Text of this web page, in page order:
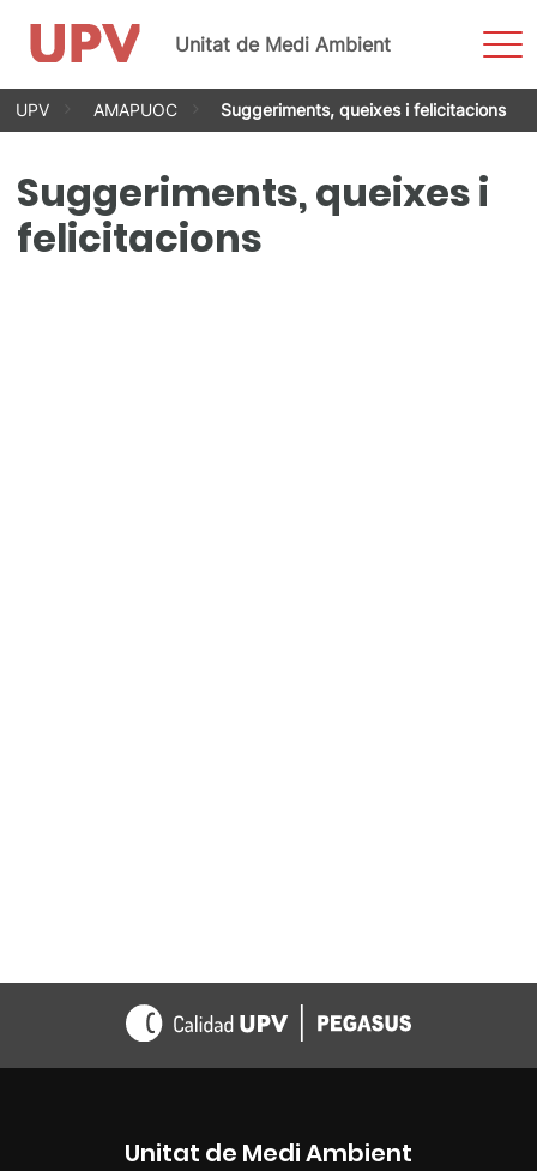
Vés
Unitat de Medi Ambient
UPV AMAPUOC Suggeriments, queixes i felicitacions
Suggeriments, queixes i
felicitacions
Unitat de Medi Ambient